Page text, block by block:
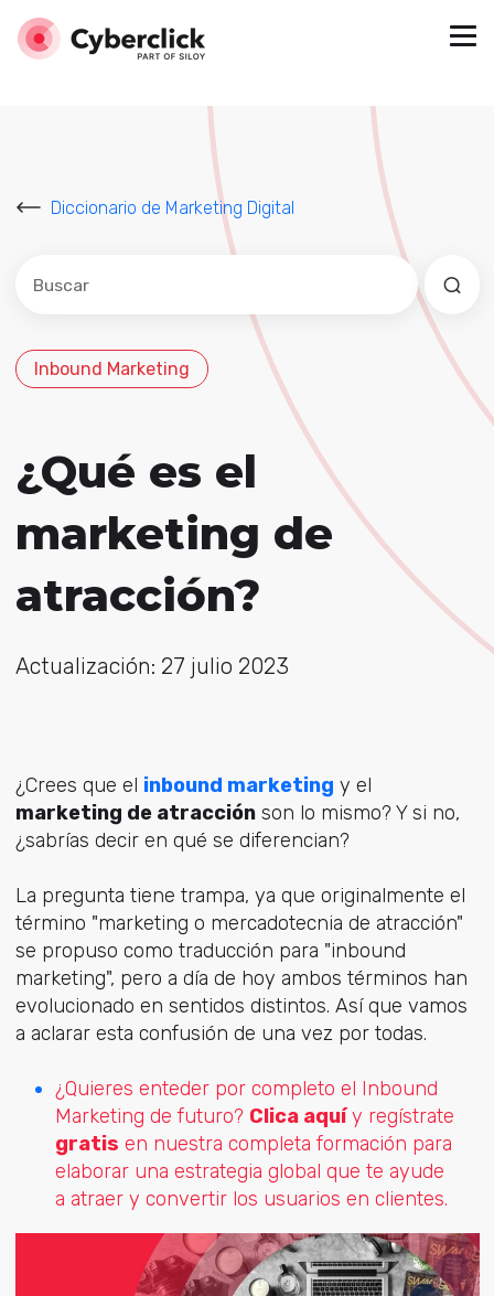
Diccionario de Marketing Digital
Este es un campo de búsqueda con una función de
No hay sugerencias porque el campo de
Inbound Marketing
¿Qué es el
marketing de
atracción?
Actualización: 27 julio 2023
¿Crees que el inbound marketing y el
marketing de atracciónson lo mismo? Y si no,
¿sabrías decir en qué se diferencian?
La pregunta tiene trampa, ya que originalmente el
término "marketing o mercadotecnia de atracción"
se propuso como traducción para "inbound
marketing", pero a día de hoy ambos términos han
evolucionado en sentidos distintos. Así que vamos
a aclarar esta confusión de una vez por todas.
¿Quieres enteder por completo el Inbound
Marketing de futuro? Clica aquíy regístrate
gratis en nuestra completa formación para
elaborar una estrategia global que te ayude
a atraer y convertir los usuarios en clientes.